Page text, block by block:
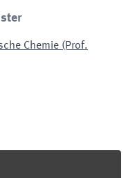
Chemie (Prof.